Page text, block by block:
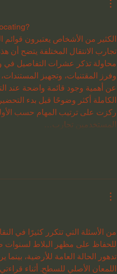
الكثير من الأشخاص يعتبرون قوائم
تجارب الانتقال المختلفة يتضح أن
محاولة تذكر عشرات التفاصيل في
وفرز المقتنيات، وتجهيز
عن أهمية وجود قائمة واضحة عند
الكاملة أكثر وضوحًا قبل بدء
ركزت على ترتيب المهام حسب
المستخدمين تجارب…
من الأسئلة التي تتكرر كثيرًا في
للحفاظ على مظهر البلاط لسنوات
تدهور الحالة العامة للأرضية،
اللمعان الأصلي للسطح. أثناء